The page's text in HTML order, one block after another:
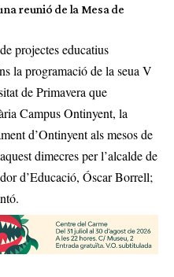
reunió de la Mesa de
projectes educatius
la programació de la seua V
de Primavera que
Campus Ontinyent, la
d’Ontinyent als mesos de
dimecres per l’alcalde de
d’Educació, Óscar Borrell;